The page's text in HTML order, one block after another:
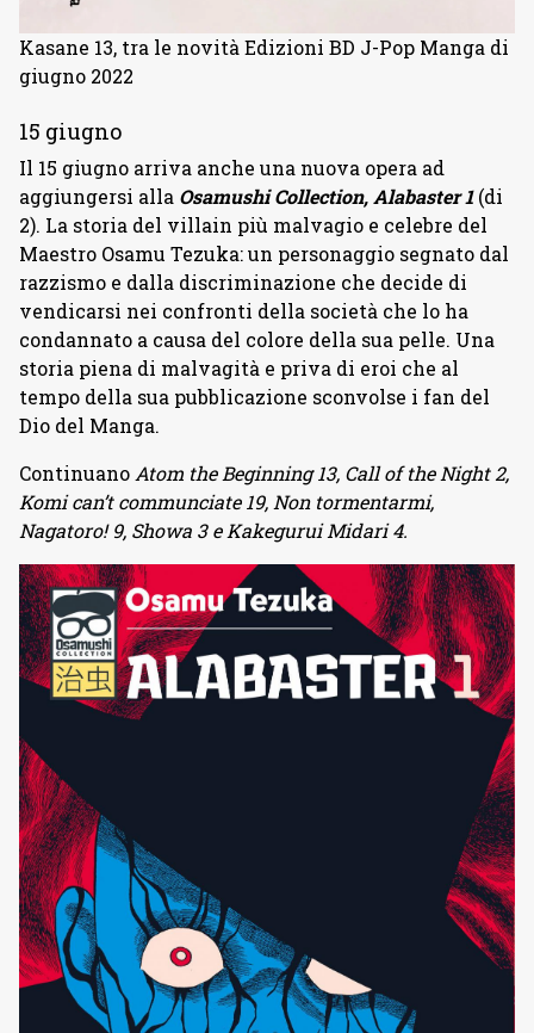
Kasane 13, tra le novità Edizioni BD J-Pop Manga di
giugno 2022
15 giugno
Il 15 giugno arriva anche una nuova opera ad
aggiungersi alla Osamushi Collection, Alabaster 1(di
2). La storia del villain più malvagio e celebre del
Maestro Osamu Tezuka: un personaggio segnato dal
razzismo e dalla discriminazione che decide di
vendicarsi nei confronti della società che lo ha
condannato a causa del colore della sua pelle. Una
storia piena di malvagità e priva di eroi che al
tempo della sua pubblicazione sconvolse i fan del
Dio del Manga.
Continuano Atom the Beginning 13, Call of the Night 2,
Komi can’t communciate 19, Non tormentarmi,
Nagatoro! 9, Showa 3 e Kakegurui Midari 4.